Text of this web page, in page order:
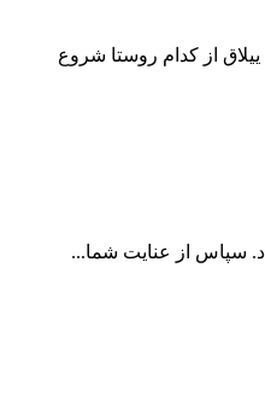
از کدام روستا شروع
سپاس از عنایت شما...